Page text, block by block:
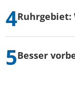
Ruhrgebiet:
Besser